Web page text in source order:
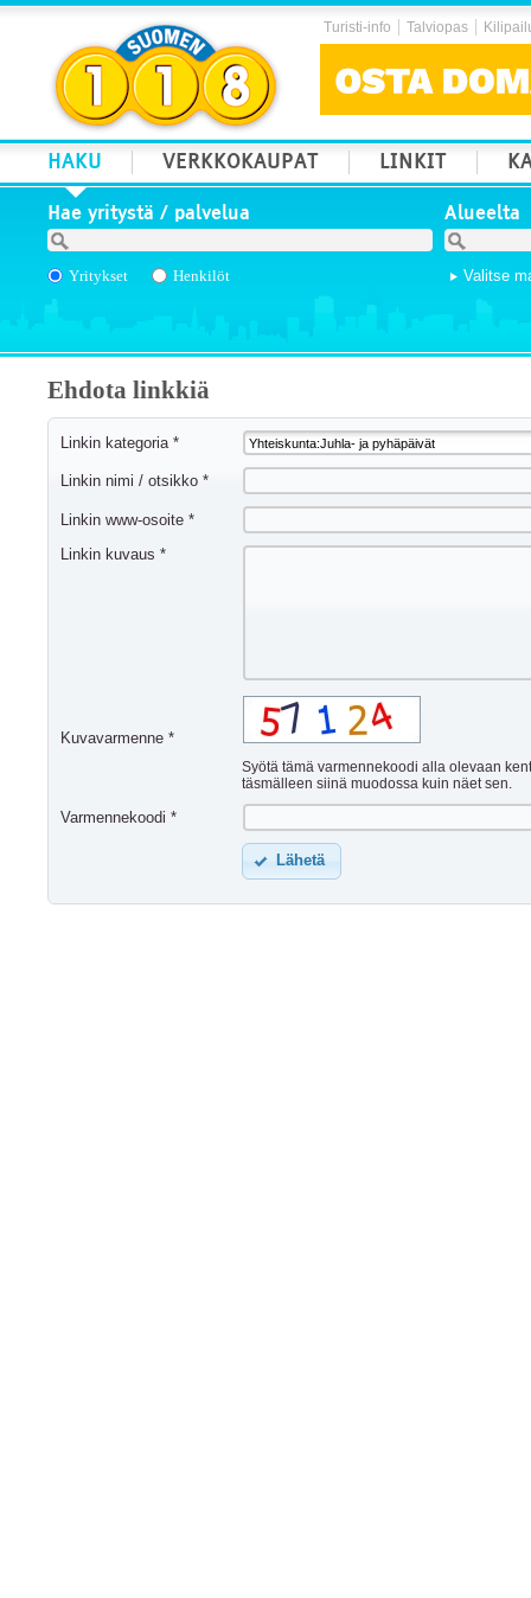
Turisti-info Talviopas
HAKU VERKKOKAUPAT LINKIT
Hae yritystä / palvelua
Yritykset Henkilöt
Alueelta
Valitse
Ehdota linkkiä
Linkin kategoria *
Linkin nimi / otsikko *
Linkin www-osoite *
Linkin kuvaus *
Kuvavarmenne *
Syötä tämä varmennekoodi alla olevaan
täsmälleen siinä muodossa kuin näet sen.
Varmennekoodi *
Lähetä